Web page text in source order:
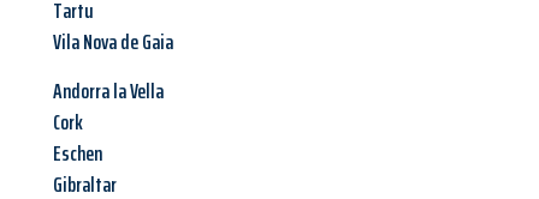
Tartu
Vila Nova de Gaia
Andorra la Vella
Cork
Eschen
Gibraltar